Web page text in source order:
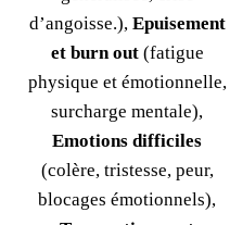
d’angoisse.), Epuisement
et burn out(fatigue
physique et émotionnelle,
surcharge mentale),
Emotions difficiles
(colère, tristesse, peur,
blocages émotionnels),